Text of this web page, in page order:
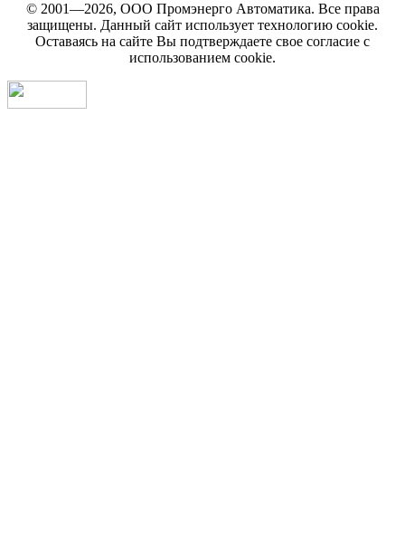
© 2001—2026, ООО Промэнерго Автоматика. Все права
защищены. Данный сайт использует технологию cookie.
Оставаясь на сайте Вы подтверждаете свое согласие с
использованием cookie.